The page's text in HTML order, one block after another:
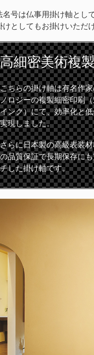
名号は仏事用掛け軸とし
けとしてもお掛けいただ
高細密美術複
こちらの掛け軸は有名作
ノロジーの複製細密印刷
インク）にて、効率化と
実現しました。
さらに日本製の高級表装
の品質保証で長期保存に
チした掛け軸です。